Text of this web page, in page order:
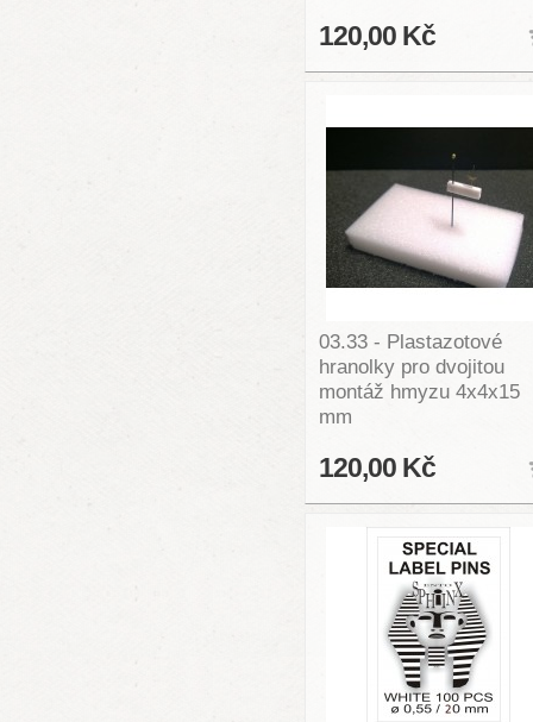
120,00 Kč
03.33 - Plastazotové
hranolky pro dvojitou
montáž hmyzu 4x4x15
mm
120,00 Kč